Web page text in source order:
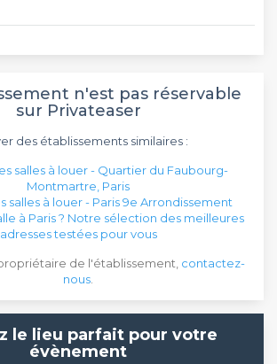
n'est pas réservable
sur Privateaser
des établissements similaires :
salles à louer - Quartier du Faubourg-
Montmartre, Paris
salles à louer - Paris 9e Arrondissement
à Paris ? Notre sélection des meilleures
adresses testées pour vous
de l'établissement, contactez-
nous
le lieu parfait pour votre
évènement